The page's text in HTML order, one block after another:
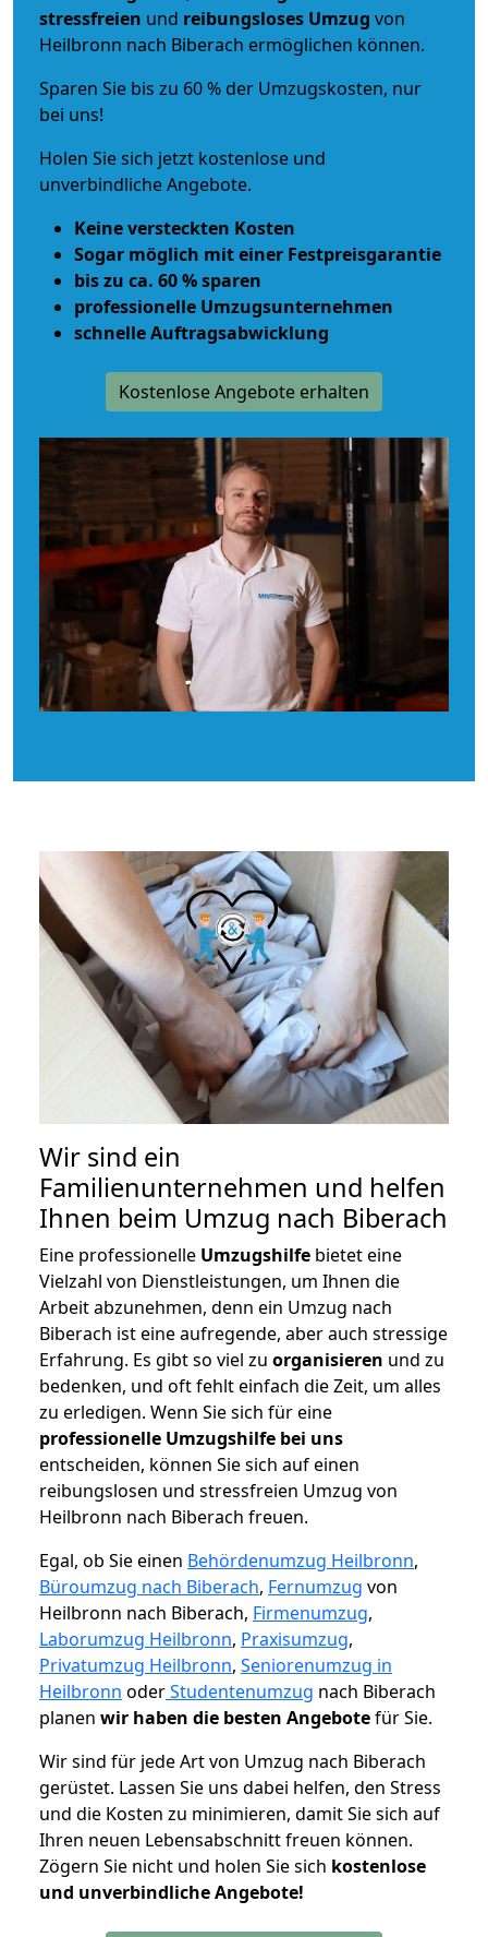
stressfreien und reibungsloses Umzug von
Heilbronn nach Biberach ermöglichen können.
Sparen Sie bis zu 60 % der Umzugskosten, nur
bei uns!
Holen Sie sich jetzt kostenlose und
unverbindliche Angebote.
Keine versteckten Kosten
Sogar möglich mit einer Festpreisgarantie
bis zu ca. 60 % sparen
professionelle Umzugsunternehmen
schnelle Auftragsabwicklung
Kostenlose Angebote erhalten
Wir sind ein
Familienunternehmen und helfen
Ihnen beim Umzug nach Biberach
Eine professionelle Umzugshilfe bietet eine
Vielzahl von Dienstleistungen, um Ihnen die
Arbeit abzunehmen, denn ein Umzug nach
Biberach ist eine aufregende, aber auch stressige
Erfahrung. Es gibt so viel zu organisieren und zu
bedenken, und oft fehlt einfach die Zeit, um alles
zu erledigen. Wenn Sie sich für eine
professionelle Umzugshilfe bei uns
entscheiden, können Sie sich auf einen
reibungslosen und stressfreien Umzug von
Heilbronn nach Biberach freuen.
Egal, ob Sie einen Behördenumzug Heilbronn,
Büroumzug nach Biberach, Fernumzug von
Heilbronn nach Biberach, Firmenumzug,
Laborumzug Heilbronn, Praxisumzug,
Privatumzug Heilbronn, Seniorenumzug in
Heilbronn oderStudentenumzug nach Biberach
planen wir haben die besten Angebotefür Sie.
Wir sind für jede Art von Umzug nach Biberach
gerüstet. Lassen Sie uns dabei helfen, den Stress
und die Kosten zu minimieren, damit Sie sich auf
Ihren neuen Lebensabschnitt freuen können.
Zögern Sie nicht und holen Sie sich kostenlose
und unverbindliche Angebote!